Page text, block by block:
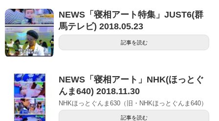
NEWS「寝相アート特集」JUST6(群
馬テレビ) 2018.05.23
記事を読む
NEWS「寝相アート」NHK(ほっとぐ
んま640) 2018.11.30
NHKほっとぐんま630（旧・NHKほっとぐんま640）
記事を読む